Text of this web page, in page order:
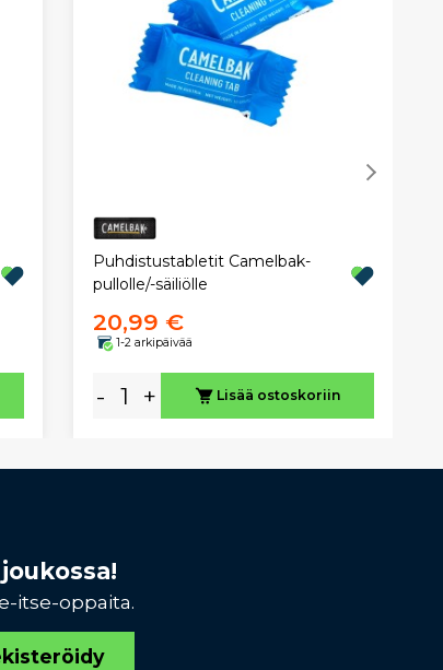
Puhdistustabletit Camelbak-
pullolle/-säiliölle
20,99 €
1-2 arkipäivää
- + Lisää ostoskoriin
itse-oppaita.